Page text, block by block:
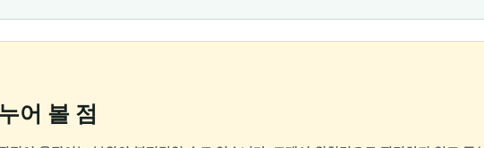
어 볼 점